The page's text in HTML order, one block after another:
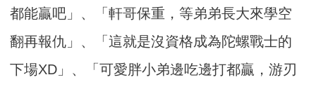
都能贏吧」、「軒哥保重，等弟弟長大來學空
翻再報仇」、「這就是沒資格成為陀螺戰士的
下場XD」、「可愛胖小弟邊吃邊打都贏，游刃